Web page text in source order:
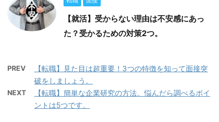
【就活】受からない理由は不安感にあっ
た？受かるための対策2つ。
PREV
【転職】見た目は超重要！3つの特徴を知って面接突
破をしましょう。
NEXT
【転職】簡単な企業研究の方法。悩んだら調べるポイ
ントは5つです。